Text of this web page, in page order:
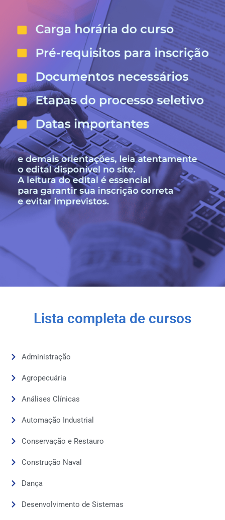
Lista completa de cursos
Administração
Agropecuária
Análises Clínicas
Automação Industrial
Conservação e Restauro
Construção Naval
Dança
Desenvolvimento de Sistemas